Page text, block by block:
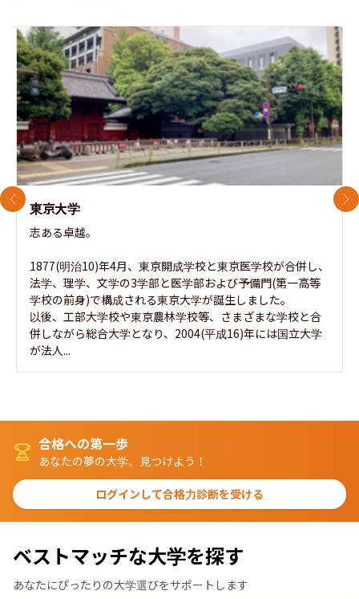
東京大学
志ある卓越。
1877(明治10)年4月、東京開成学校と東京医学校が合併し、
法学、理学、文学の3学部と医学部および予備門(第一高等
学校の前身)で構成される東京大学が誕生しました。
以後、工部大学校や東京農林学校等、さまざまな学校と合
併しながら総合大学となり、2004(平成16)年には国立大学
が法人...
前のスライド 次
合格への第一歩
あなたの夢の大学、見つけよう！
ログインして合格力診断を受ける
ベストマッチな大学を探す
あなたにぴったりの大学選びをサポートします